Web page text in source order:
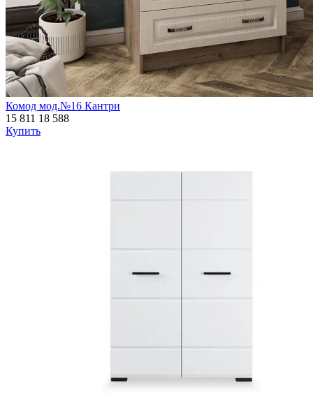
Комод мод.№16 Кантри
15 811 18 588
Купить